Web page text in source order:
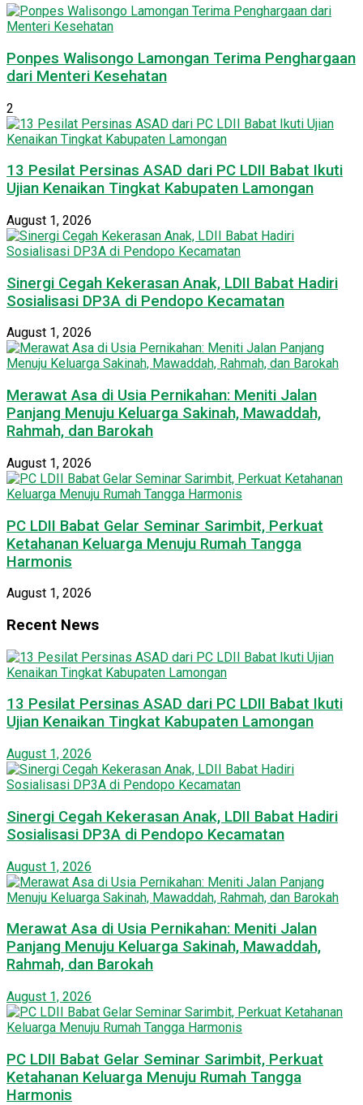
Ponpes Walisongo Lamongan Terima Penghargaan
dari Menteri Kesehatan
2
13 Pesilat Persinas ASAD dari PC LDII Babat Ikuti
Ujian Kenaikan Tingkat Kabupaten Lamongan
August 1, 2026
Sinergi Cegah Kekerasan Anak, LDII Babat Hadiri
Sosialisasi DP3A di Pendopo Kecamatan
August 1, 2026
Merawat Asa di Usia Pernikahan: Meniti Jalan
Panjang Menuju Keluarga Sakinah, Mawaddah,
Rahmah, dan Barokah
August 1, 2026
PC LDII Babat Gelar Seminar Sarimbit, Perkuat
Ketahanan Keluarga Menuju Rumah Tangga
Harmonis
August 1, 2026
Recent News
13 Pesilat Persinas ASAD dari PC LDII Babat Ikuti
Ujian Kenaikan Tingkat Kabupaten Lamongan
August 1, 2026
Sinergi Cegah Kekerasan Anak, LDII Babat Hadiri
Sosialisasi DP3A di Pendopo Kecamatan
August 1, 2026
Merawat Asa di Usia Pernikahan: Meniti Jalan
Panjang Menuju Keluarga Sakinah, Mawaddah,
Rahmah, dan Barokah
August 1, 2026
PC LDII Babat Gelar Seminar Sarimbit, Perkuat
Ketahanan Keluarga Menuju Rumah Tangga
Harmonis